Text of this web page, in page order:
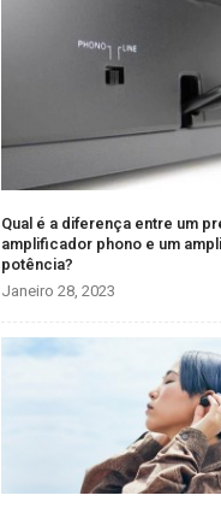
Qual é a diferença entre um
amplificador phono e um
potência?
Janeiro 28, 2023